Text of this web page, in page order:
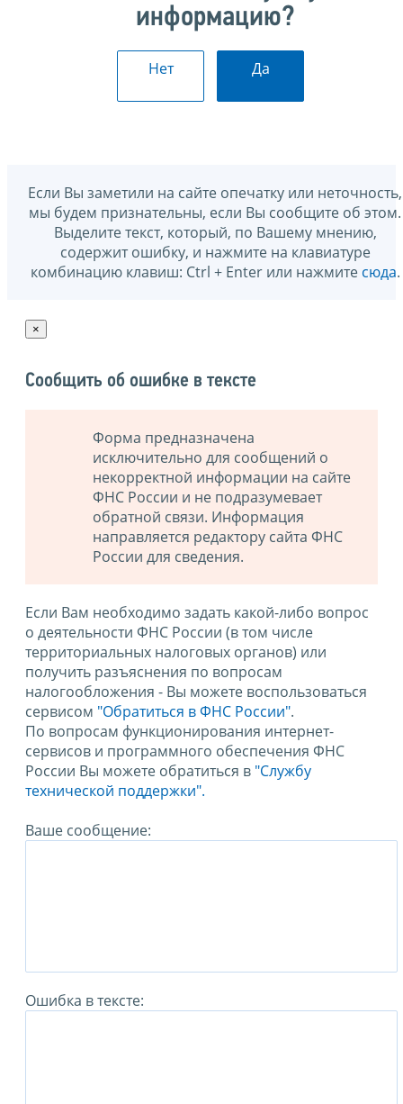
информацию?
Нет Да
Если Вы заметили на сайте опечатку или неточность,
мы будем признательны, если Вы сообщите об этом.
Выделите текст, который, по Вашему мнению,
содержит ошибку, и нажмите на клавиатуре
комбинацию клавиш: Ctrl + Enter или нажмите сюда.
×
Сообщить об ошибке в тексте
Форма предназначена
исключительно для сообщений о
некорректной информации на сайте
ФНС России и не подразумевает
обратной связи. Информация
направляется редактору сайта ФНС
России для сведения.
Если Вам необходимо задать какой-либо вопрос
о деятельности ФНС России (в том числе
территориальных налоговых органов) или
получить разъяснения по вопросам
налогообложения - Вы можете воспользоваться
сервисом "Обратиться в ФНС России".
По вопросам функционирования интернет-
сервисов и программного обеспечения ФНС
России Вы можете обратиться в "Службу
технической поддержки".
Ваше сообщение:
Ошибка в тексте: